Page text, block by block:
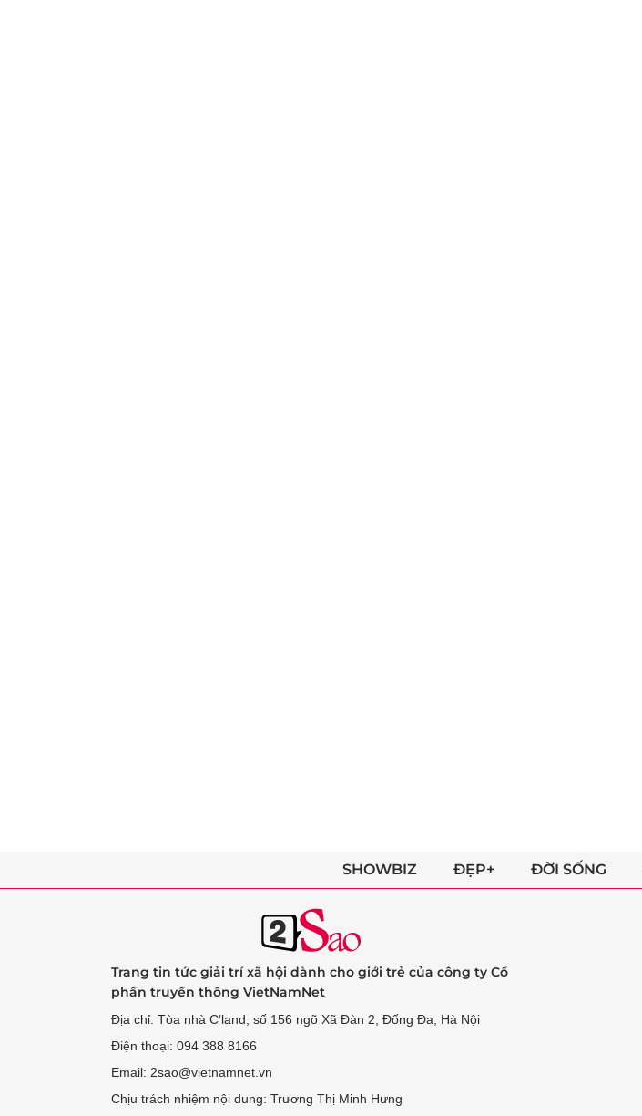
SHOWBIZ ĐẸP+ ĐỜI SỐNG
Trang tin tức giải trí xã hội dành cho giới trẻ của công ty Cổ
phần truyền thông VietNamNet
Địa chỉ: Tòa nhà C’land, số 156 ngõ Xã Đàn 2, Đống Đa, Hà Nội
Điện thoại: 094 388 8166
Email: 2sao@vietnamnet.vn
Chịu trách nhiệm nội dung: Trương Thị Minh Hưng